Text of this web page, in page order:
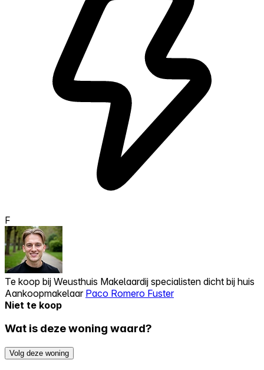
F
Te koop bij Weusthuis Makelaardij specialisten dicht bij huis
Aankoopmakelaar Paco Romero Fuster
Niet te koop
Wat is deze woning waard?
Volg deze woning